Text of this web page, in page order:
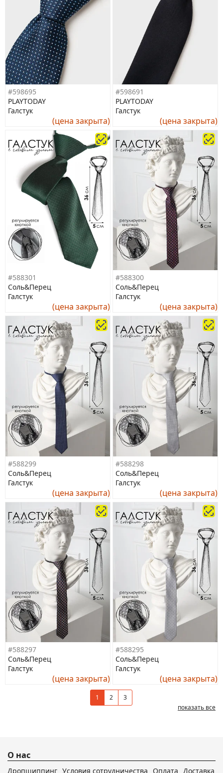
#598695
PLAYTODAY
Галстук
(цена закрыта)
#598691
PLAYTODAY
Галстук
(цена закрыта)
#588301
Соль&Перец
Галстук
(цена закрыта)
#588300
Соль&Перец
Галстук
(цена закрыта)
#588299
Соль&Перец
Галстук
(цена закрыта)
#588298
Соль&Перец
Галстук
(цена закрыта)
#588297
Соль&Перец
Галстук
(цена закрыта)
#588295
Соль&Перец
Галстук
(цена закрыта)
1 2
3
показать все
О нас
Дропшиппинг Условия сотрудничества Оплата Доставка